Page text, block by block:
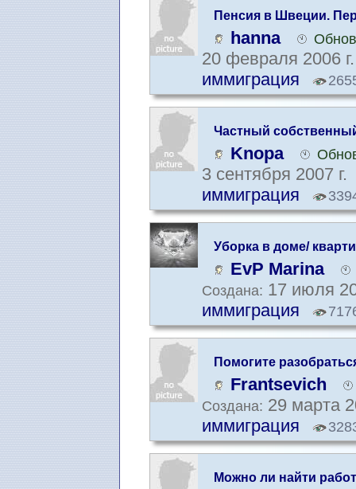
Пенсия в Швеции.
hanna
20 февраля 2006
иммиграция
Частный
Knopa
3 сентября 2007 г.
иммиграция
Уборка в доме/
EvP Marina
Создана: 17 июля
иммиграция
Помогите
Frantsevich
Создана: 29 марта
иммиграция
Можно ли найти